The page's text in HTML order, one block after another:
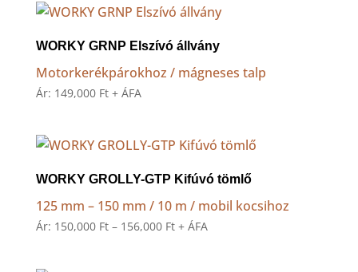
108,000 Ft
WORKY GRNP Elszívó állvány
Motorkerékpárokhoz / mágneses talp
Ár: 149,000 Ft + ÁFA
WORKY GROLLY-GTP Kifúvó tömlő
125 mm – 150 mm / 10 m / mobil kocsihoz
Ár: 150,000 Ft – 156,000 FtÁrtartomány:
+ ÁFA